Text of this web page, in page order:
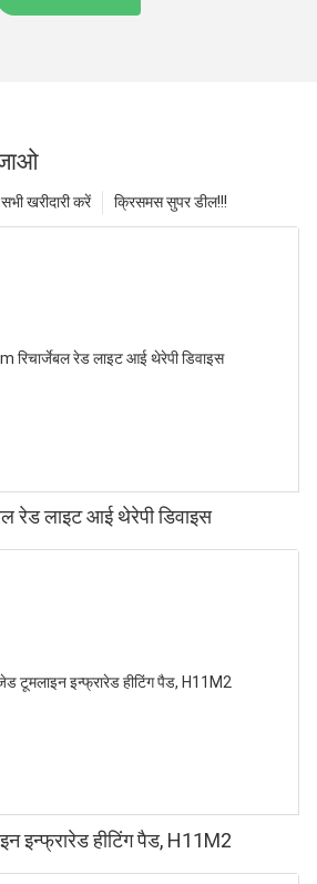
क्रिसमस सुपर डील!!!
सभी खरीदारी करें
रेड लाइट आई थेरेपी डिवाइस
इन्फ्रारेड हीटिंग पैड, H11M2